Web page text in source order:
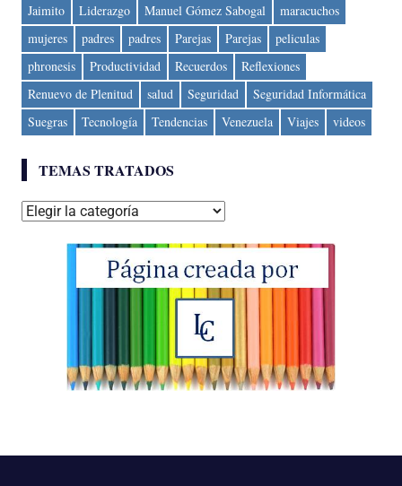
Jaimito
Liderazgo Manuel Gómez Sabogal
maracuchos
mujeres
padres padres Parejas Parejas
peliculas
phronesis
Productividad Recuerdos
Reflexiones
Renuevo de Plenitud
salud Seguridad
Seguridad Informática
Suegras
Tecnología Tendencias Venezuela Viajes videos
TEMAS TRATADOS
Temas